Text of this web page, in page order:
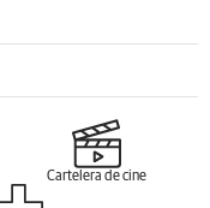
Cartelera de cine